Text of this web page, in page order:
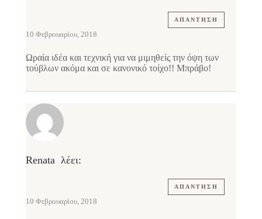
ΑΠΆΝΤΗΣΗ
10 Φεβρουαρίου, 2018
Ωραία ιδέα και τεχνική για να μιμηθείς την όψη των
τούβλων ακόμα και σε κανονικό τοίχο!! Μπράβο!
Renata λέει:
ΑΠΆΝΤΗΣΗ
10 Φεβρουαρίου, 2018